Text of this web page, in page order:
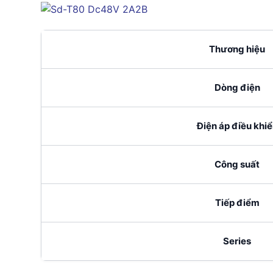
Thương hiệu
Dòng điện
Điện áp điều
Công suất
Tiếp điểm
Series